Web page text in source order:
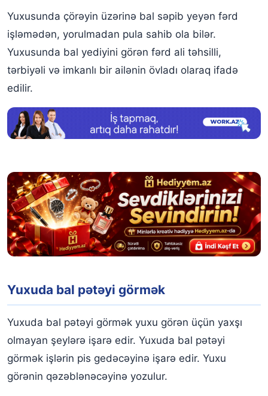
Yuxusunda çörəyin üzərinə bal səpib yeyən fərd
işləmədən, yorulmadan pula sahib ola bilər.
Yuxusunda bal yediyini görən fərd ali təhsilli,
tərbiyəli və imkanlı bir ailənin övladı olaraq ifadə
edilir.
Yuxuda bal pətəyi görmək
Yuxuda bal pətəyi görmək yuxu görən üçün yaxşı
olmayan şeylərə işarə edir. Yuxuda bal pətəyi
görmək işlərin pis gedəcəyinə işarə edir. Yuxu
görənin qəzəblənəcəyinə yozulur.